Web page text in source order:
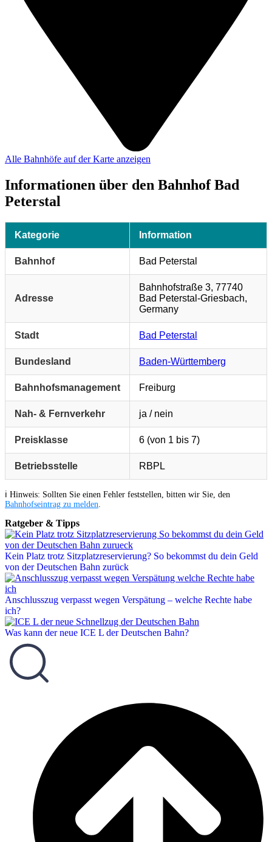
Alle Bahnhöfe auf der Karte anzeigen
Informationen über den Bahnhof Bad
Peterstal
Kategorie Information
Bahnhof Bad Peterstal
Adresse
Bahnhofstraße 3, 77740
Bad Peterstal-Griesbach,
Germany
Stadt Bad Peterstal
Bundesland Baden-Württemberg
Bahnhofsmanagement Freiburg
Nah- & Fernverkehr ja / nein
Preisklasse 6 (von 1 bis 7)
Betriebsstelle RBPL
ℹ️ Hinweis: Sollten Sie einen Fehler feststellen, bitten wir Sie, den
Bahnhofseintrag zu melden
Ratgeber & Tipps
Kein Platz trotz Sitzplatzreservierung? So bekommst du dein Geld
von der Deutschen Bahn zurück
Anschlusszug verpasst wegen Verspätung – welche Rechte habe
ich?
Was kann der neue ICE L der Deutschen Bahn?